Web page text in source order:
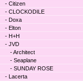
- Citizen
- CLOCKODILE
- Doxa
- Elton
- H+H
- JVD
- Architect
- Seaplane
- SUNDAY ROSE
- Lacerta